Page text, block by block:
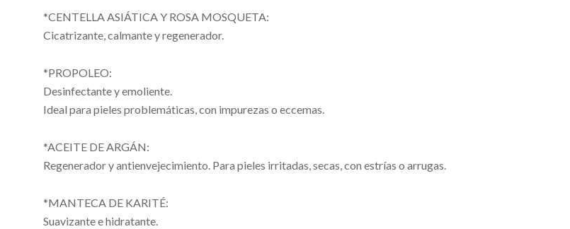
*CENTELLA ASIÁTICA Y ROSA MOSQUETA:
Cicatrizante, calmante y regenerador.
*PROPOLEO:
Desinfectante y emoliente.
Ideal para pieles problemáticas, con impurezas o eccemas.
*ACEITE DE ARGÁN:
Regenerador y antienvejecimiento. Para pieles irritadas, secas, con estrías o arrugas.
*MANTECA DE KARITÉ:
Suavizante e hidratante.